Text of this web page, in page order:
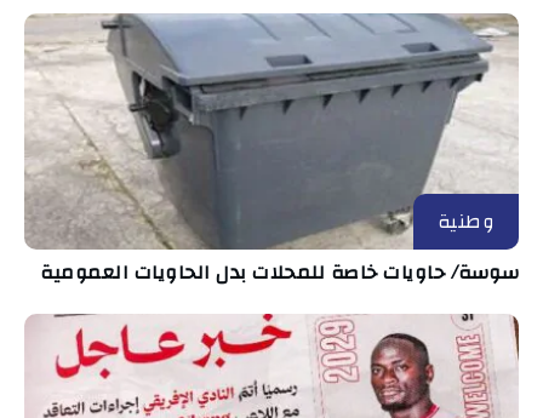
وطنية
سوسة/ حاويات خاصة للمحلات بدل الحاويات العمومية